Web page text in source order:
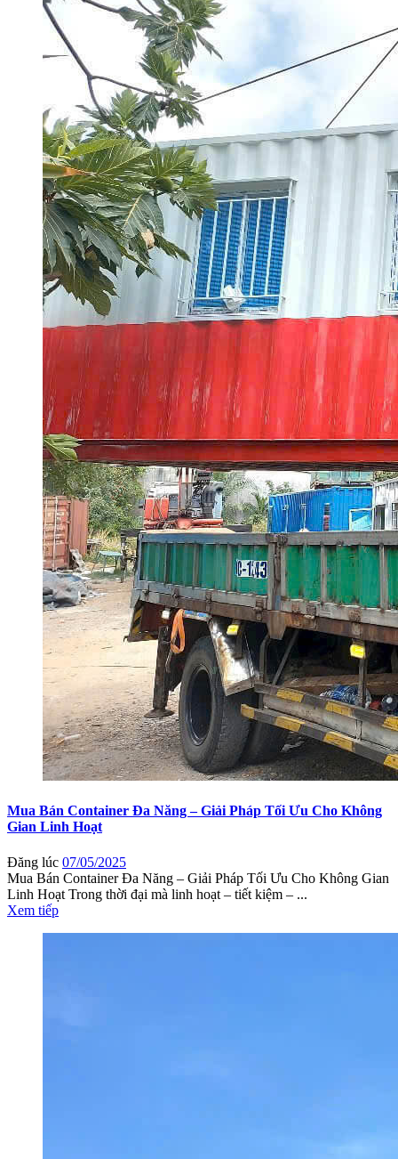
Mua Bán Container Đa Năng – Giải Pháp Tối Ưu Cho Không
Gian Linh Hoạt
Đăng lúc 07/05/2025
Mua Bán Container Đa Năng – Giải Pháp Tối Ưu Cho Không Gian
Linh Hoạt Trong thời đại mà linh hoạt – tiết kiệm – ...
Xem tiếp